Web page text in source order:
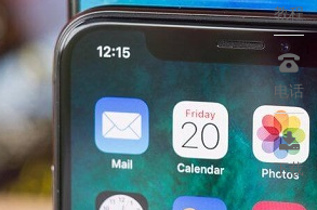
教程

电话

下载